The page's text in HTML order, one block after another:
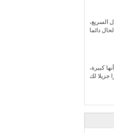
السريع،
كبيرة،